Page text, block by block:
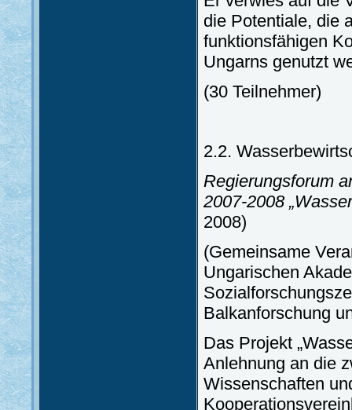
die Potentiale, die
funktionsfähigen
Ungarns genutzt
(30 Teilnehmer)
2.2.
Regierungsforum
2007-2008
2008)
(Gemeinsame
Ungarischen
Balkanforschung
Das Projekt
Anlehnung an die
Wissenschaften